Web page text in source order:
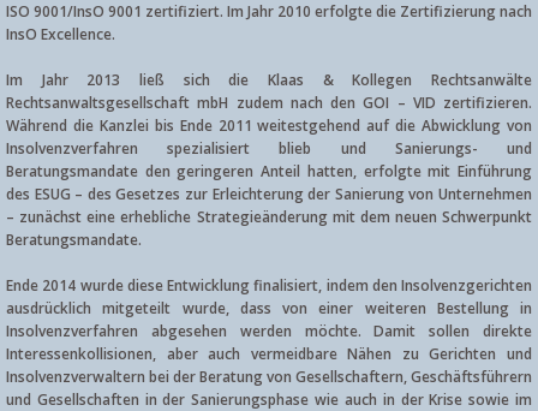
ISO 9001/InsO 9001 zertifiziert. Im Jahr 2010 erfolgte die Zertifizierung nach
InsO Excellence.
Im Jahr 2013 ließ sich die Klaas & Kollegen Rechtsanwälte
Rechtsanwaltsgesellschaft mbH zudem nach den GOI – VID zertifizieren.
Während die Kanzlei bis Ende 2011 weitestgehend auf die Abwicklung von
Insolvenzverfahren spezialisiert blieb und Sanierungs- und
Beratungsmandate den geringeren Anteil hatten, erfolgte mit Einführung
des ESUG – des Gesetzes zur Erleichterung der Sanierung von Unternehmen
– zunächst eine erhebliche Strategieänderung mit dem neuen Schwerpunkt
Beratungsmandate.
Ende 2014 wurde diese Entwicklung finalisiert, indem den Insolvenzgerichten
ausdrücklich mitgeteilt wurde, dass von einer weiteren Bestellung in
Insolvenzverfahren abgesehen werden möchte. Damit sollen direkte
Interessenkollisionen, aber auch vermeidbare Nähen zu Gerichten und
Insolvenzverwaltern bei der Beratung von Gesellschaftern, Geschäftsführern
und Gesellschaften in der Sanierungsphase wie auch in der Krise sowie im